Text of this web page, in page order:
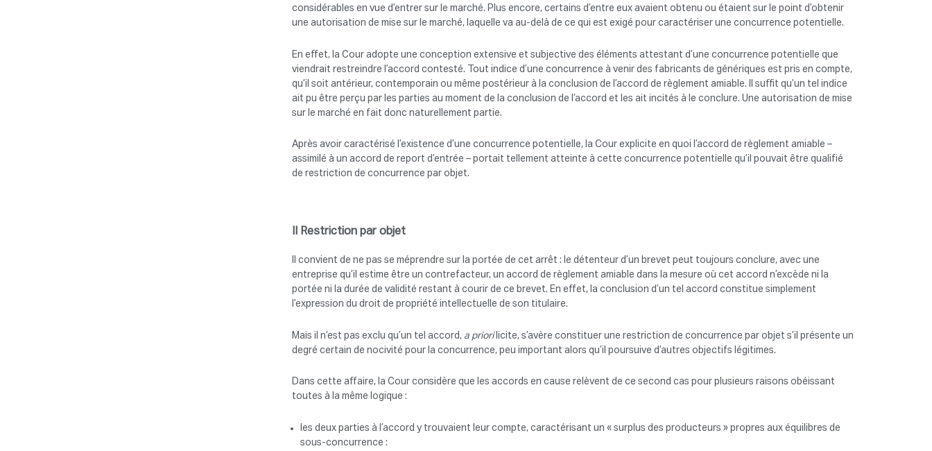
considérables en vue d’entrer sur le marché. Plus encore, certains d’entre eux avaient obtenu ou étaient sur le point d’obtenir
une autorisation de mise sur le marché, laquelle va au-delà de ce qui est exigé pour caractériser une concurrence potentielle.
En effet, la Cour adopte une conception extensive et subjective des éléments attestant d’une concurrence potentielle que
viendrait restreindre l’accord contesté. Tout indice d’une concurrence à venir des fabricants de génériques est pris en compte,
qu’il soit antérieur, contemporain ou même postérieur à la conclusion de l’accord de règlement amiable. Il suffit qu’un tel indice
ait pu être perçu par les parties au moment de la conclusion de l’accord et les ait incités à le conclure. Une autorisation de mise
sur le marché en fait donc naturellement partie.
Après avoir caractérisé l’existence d’une concurrence potentielle, la Cour explicite en quoi l’accord de règlement amiable –
assimilé à un accord de report d’entrée – portait tellement atteinte à cette concurrence potentielle qu’il pouvait être qualifié
de restriction de concurrence par objet.
II Restriction par objet
Il convient de ne pas se méprendre sur la portée de cet arrêt : le détenteur d’un brevet peut toujours conclure, avec une
entreprise qu’il estime être un contrefacteur, un accord de règlement amiable dans la mesure où cet accord n’excède ni la
portée ni la durée de validité restant à courir de ce brevet. En effet, la conclusion d’un tel accord constitue simplement
l’expression du droit de propriété intellectuelle de son titulaire.
Mais il n’est pas exclu qu’un tel accord, a priorilicite, s’avère constituer une restriction de concurrence par objet s’il présente un
degré certain de nocivité pour la concurrence, peu important alors qu’il poursuive d’autres objectifs légitimes.
Dans cette affaire, la Cour considère que les accords en cause relèvent de ce second cas pour plusieurs raisons obéissant
toutes à la même logique :
les deux parties à l’accord y trouvaient leur compte, caractérisant un « surplus des producteurs » propres aux équilibres de
sous-concurrence :